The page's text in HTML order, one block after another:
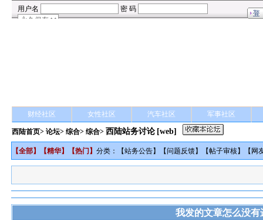
财经社区 女性社区 汽车社区 军事社区
西陆首页>论坛>综合> 综合> 西陆站务讨论 [web]
【全部】【精华】【热门 】分类：【站务公告】【问题反馈】【帖子审核】【 网
我发的文章怎么没